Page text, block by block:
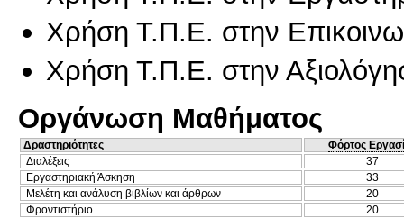
Χρήση Τ.Π.Ε. στην
Χρήση Τ.Π.Ε. στην
Οργάνωση Μαθήματος
Δραστηριότητες
Φόρτος
Διαλέξεις
37
Εργαστηριακή Άσκηση
33
Μελέτη και ανάλυση βιβλίων και άρθρων
20
Φροντιστήριο
20